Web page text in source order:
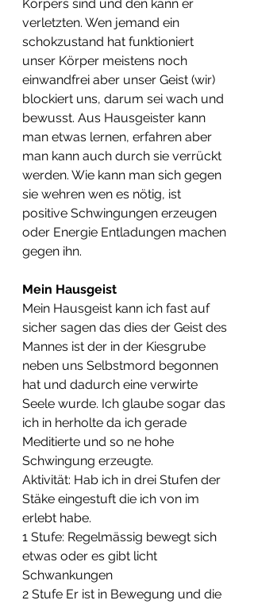
Körpers sind und den kann er
verletzten. Wen jemand ein
schokzustand hat funktioniert
unser Körper meistens noch
einwandfrei aber unser Geist (wir)
blockiert uns, darum sei wach und
bewusst. Aus Hausgeister kann
man etwas lernen, erfahren aber
man kann auch durch sie verrückt
werden. Wie kann man sich gegen
sie wehren wen es nötig, ist
positive Schwingungen erzeugen
oder Energie Entladungen machen
gegen ihn.
Mein Hausgeist
Mein Hausgeist kann ich fast auf
sicher sagen das dies der Geist des
Mannes ist der in der Kiesgrube
neben uns Selbstmord begonnen
hat und dadurch eine verwirte
Seele wurde. Ich glaube sogar das
ich in herholte da ich gerade
Meditierte und so ne hohe
Schwingung erzeugte.
Aktivität: Hab ich in drei Stufen der
Stäke eingestuft die ich von im
erlebt habe.
1 Stufe: Regelmässig bewegt sich
etwas oder es gibt licht
Schwankungen
2 Stufe Er ist in Bewegung und die